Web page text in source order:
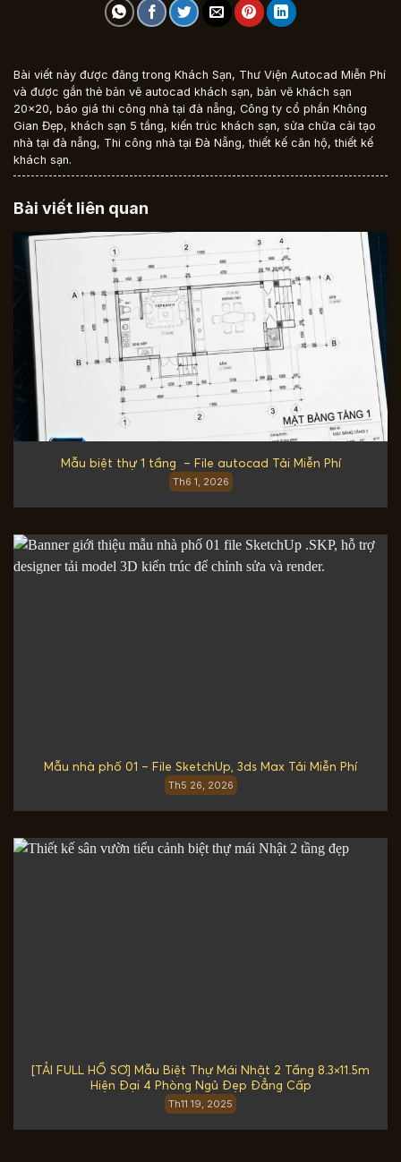
Bài viết này được đăng trong Khách Sạn, Thư Viện Autocad Miễn Phí
và được gắn thẻ bản vẽ autocad khách sạn, bản vẽ khách sạn
20x20, báo giá thi công nhà tại đà nẵng, Công ty cổ phần Không
Gian Đẹp, khách sạn 5 tầng, kiến trúc khách sạn, sửa chữa cải tạo
nhà tại đà nẵng, Thi công nhà tại Đà Nẵng,thiết kế căn hộ,thiết kế
khách sạn.
Bài viết liên quan
Mẫu biệt thự 1 tầng – File autocad Tải Miễn Phí
Th6 1, 2026
Mẫu nhà phố 01 – File SketchUp, 3ds Max Tải Miễn Phí
Th5 26, 2026
[TẢI FULL HỒ SƠ] Mẫu Biệt Thự Mái Nhật 2 Tầng 8.3×11.5m
Hiện Đại 4 Phòng Ngủ Đẹp Đẳng Cấp
Th11 19, 2025